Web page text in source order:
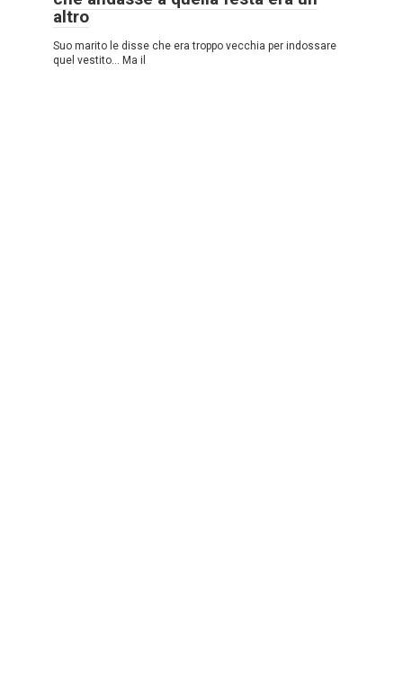
altro
Suo marito le disse che era troppo vecchia per indossare
quel vestito… Ma il